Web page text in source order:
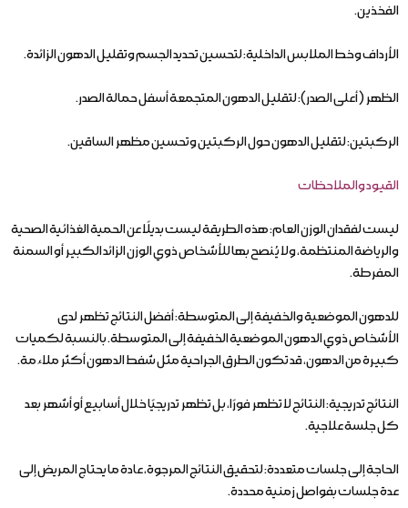
الفخذين.
الأرداف وخط الملابس الداخلية: لتحسين تحديد الجسم وتقليل الدهون الزائدة.
الظهر (أعلى الصدر): لتقليل الدهون المتجمعة أسفل حمالة الصدر.
الركبتين: لتقليل الدهون حول الركبتين وتحسين مظهر الساقين.
القيود والملاحظات
ليست لفقدان الوزن العام: هذه الطريقة ليست بديلًا عن الحمية الغذائية الصحية
والرياضة المنتظمة، ولا يُنصح بها للأشخاص ذوي الوزن الزائد الكبير أو السمنة
المفرطة.
للدهون الموضعية والخفيفة إلى المتوسطة: أفضل النتائج تظهر لدى
الأشخاص ذوي الدهون الموضعية الخفيفة إلى المتوسطة. بالنسبة لكميات
كبيرة من الدهون، قد تكون الطرق الجراحية مثل شفط الدهون أكثر ملاءمة.
النتائج تدريجية: النتائج لا تظهر فورًا، بل تظهر تدريجيًا خلال أسابيع أو أشهر بعد
كل جلسة علاجية.
الحاجة إلى جلسات متعددة: لتحقيق النتائج المرجوة، عادة ما يحتاج المريض إلى
عدة جلسات بفواصل زمنية محددة.